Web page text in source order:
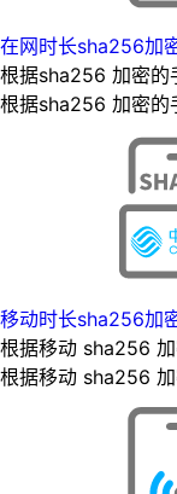
在网时长sha256加
根据sha256 加密的
根据sha256 加密的
移动时长sha256加
根据移动 sha256
根据移动 sha256